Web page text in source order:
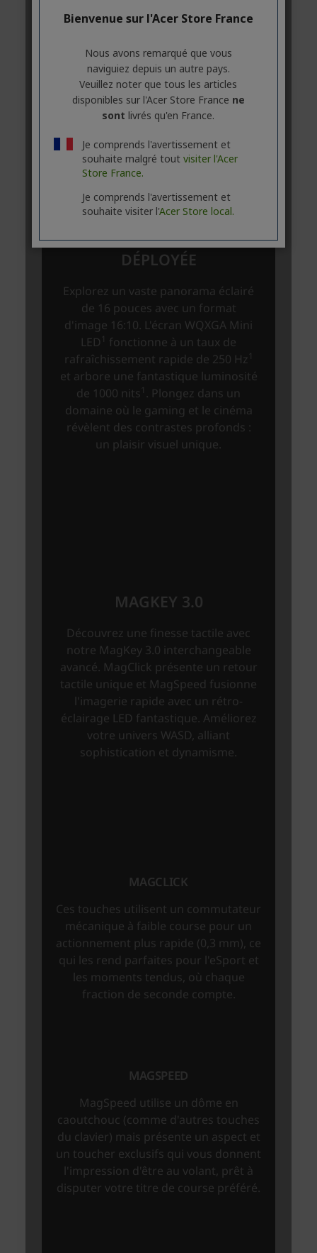
Bienvenue sur l'Acer Store France
Nous avons remarqué que vous
naviguiez depuis un autre pays.
Veuillez noter que tous les articles
disponibles sur l'Acer Store France ne
sont livrés qu'en France.
Je comprends l'avertissement et
souhaite malgré tout visiter l'Acer
Store France.
Je comprends l'avertissement et
souhaite visiter l'Acer Store local.